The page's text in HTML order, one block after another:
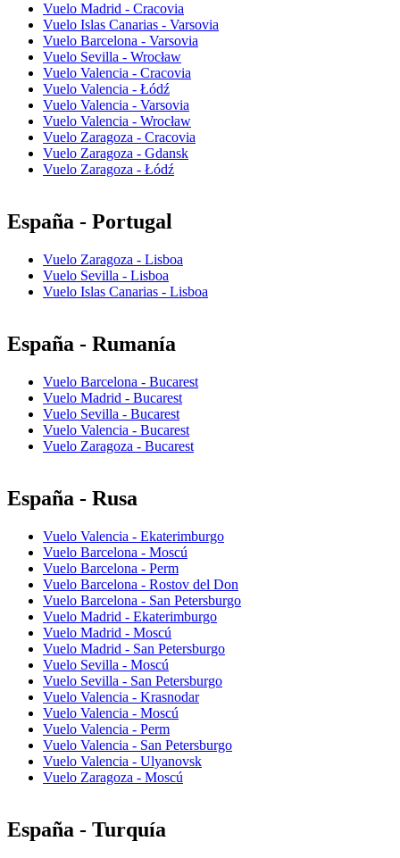
Vuelo Madrid - Cracovia
Vuelo Islas Canarias - Varsovia
Vuelo Barcelona - Varsovia
Vuelo Sevilla - Wrocław
Vuelo Valencia - Cracovia
Vuelo Valencia - Łódź
Vuelo Valencia - Varsovia
Vuelo Valencia - Wrocław
Vuelo Zaragoza - Cracovia
Vuelo Zaragoza - Gdansk
Vuelo Zaragoza - Łódź
España - Portugal
Vuelo Zaragoza - Lisboa
Vuelo Sevilla - Lisboa
Vuelo Islas Canarias - Lisboa
España - Rumanía
Vuelo Barcelona - Bucarest
Vuelo Madrid - Bucarest
Vuelo Sevilla - Bucarest
Vuelo Valencia - Bucarest
Vuelo Zaragoza - Bucarest
España - Rusa
Vuelo Valencia - Ekaterimburgo
Vuelo Barcelona - Moscú
Vuelo Barcelona - Perm
Vuelo Barcelona - Rostov del Don
Vuelo Barcelona - San Petersburgo
Vuelo Madrid - Ekaterimburgo
Vuelo Madrid - Moscú
Vuelo Madrid - San Petersburgo
Vuelo Sevilla - Moscú
Vuelo Sevilla - San Petersburgo
Vuelo Valencia - Krasnodar
Vuelo Valencia - Moscú
Vuelo Valencia - Perm
Vuelo Valencia - San Petersburgo
Vuelo Valencia - Ulyanovsk
Vuelo Zaragoza - Moscú
España - Turquía